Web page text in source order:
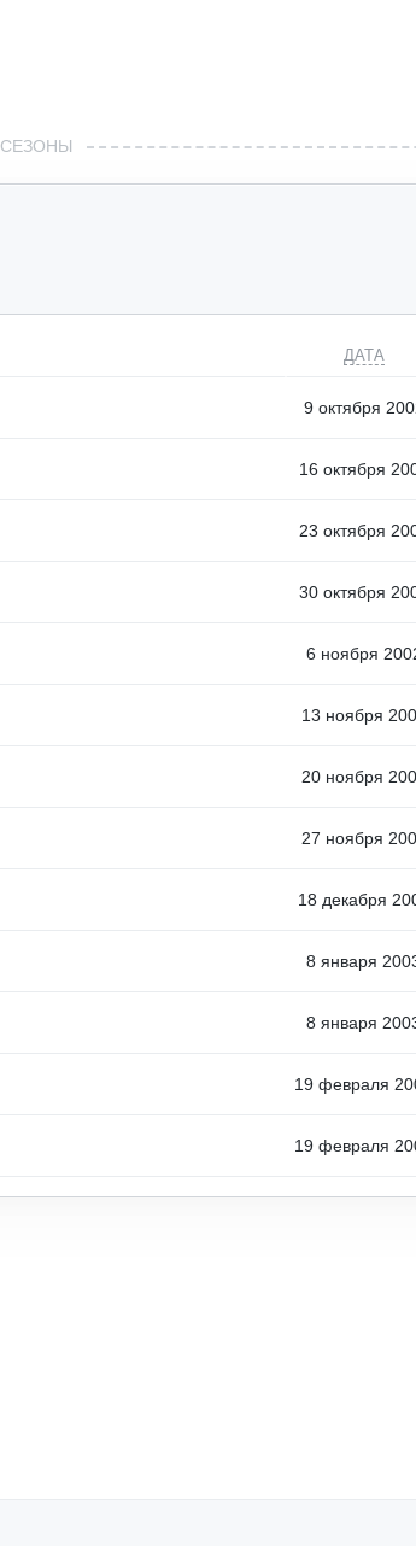
СЕЗОНЫ
ДАТА
9 октября
16 октября
23 октября
30 октября
6 ноября
13 ноября
20 ноября
27 ноября
18 декабря
8 января
8 января
19 февраля
19 февраля